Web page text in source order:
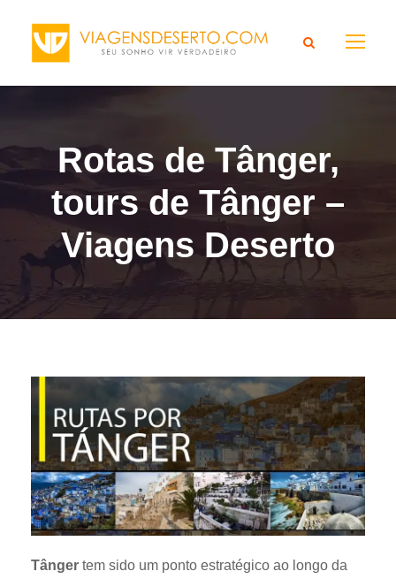
Rotas de Tânger,
tours de Tânger –
Viagens Deserto
Tânger tem sido um ponto estratégico ao longo da